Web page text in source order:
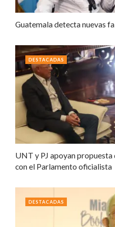
Guatemala detecta nuevas
UNT y PJ apoyan
con el Parlamento oficialista
DESTACADAS
DESTACADAS